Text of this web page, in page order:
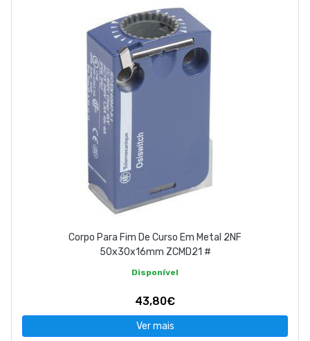
Corpo Para Fim De Curso Em Metal 2NF
50x30x16mm ZCMD21 #
Disponível
43,80€
Ver mais